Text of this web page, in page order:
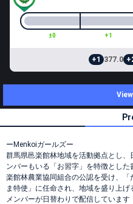
±0 +1
+1 377.0
ーMenkoiガールズー
群馬県邑楽館林地域を活動拠点とし
ンバーもいる「お習字」を特徴とし
楽館林農業協同組合の公認を受け、
ま特使」に任命され、地域を盛り上げ
メンバーが日替わりで配信しています